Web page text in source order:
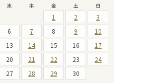
水 木 金 土 日
1 2
3
6 7 8 9
10
13 14 15 16
17
20 21 22 23
24
27 28 29
30